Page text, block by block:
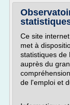
Ce site
met à
statistiques de
auprès du
de l'emploi et